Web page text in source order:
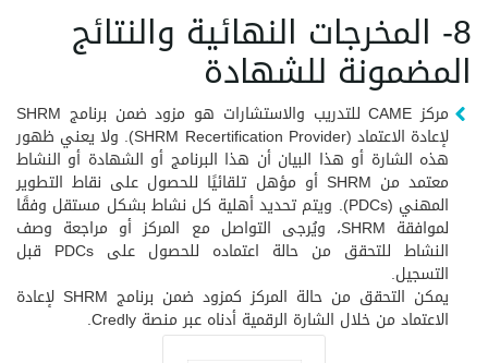
8- المخرجات النهائية والنتائج
المضمونة للشهادة
مركز CAME للتدريب والاستشارات هو مزود ضمن برنامج SHRM
لإعادة الاعتماد (SHRM Recertification Provider). ولا يعني ظهور
هذه الشارة أو هذا البيان أن هذا البرنامج أو الشهادة أو النشاط
معتمد من SHRM أو مؤهل تلقائيًا للحصول على نقاط التطوير
المهني (PDCs). ويتم تحديد أهلية كل نشاط بشكل مستقل وفقًا
لموافقة SHRM، ويُرجى التواصل مع المركز أو مراجعة وصف
النشاط للتحقق من حالة اعتماده للحصول على PDCs قبل
التسجيل.
يمكن التحقق من حالة المركز كمزود ضمن برنامج SHRM لإعادة
الاعتماد من خلال الشارة الرقمية أدناه عبر منصة Credly.